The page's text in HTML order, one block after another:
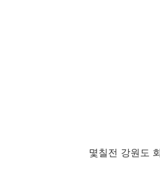
몇칠전 강원도